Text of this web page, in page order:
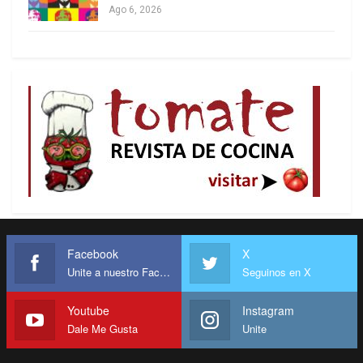
Saab, la sombra permanente del uribismo y la
que despierta entusiasmos intensos y temores
profundos. Su oferta es clara y sin adornos:
autoridad, castigo y ruptura con la política de
siempre, aunque la política de siempre lo
acompañe desde atrás.
Ago 6, 2026
Facebook
Unite a nuestro Facebook
X
Seguinos en X
Youtube
Dale Me Gusta
Instagram
Unite